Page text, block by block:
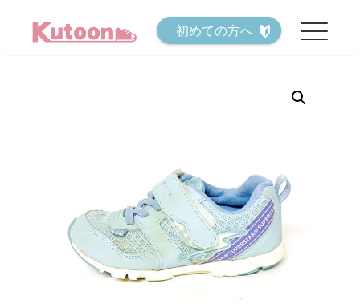
初めての方へ